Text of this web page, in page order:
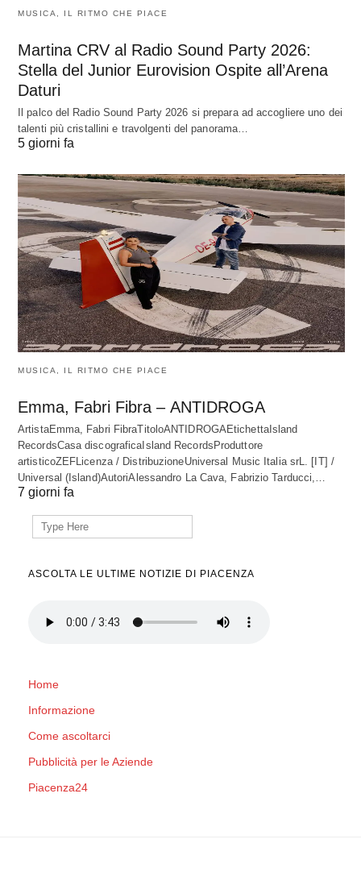
MUSICA, IL RITMO CHE PIACE
Martina CRV al Radio Sound Party 2026:
Stella del Junior Eurovision Ospite all’Arena
Daturi
Il palco del Radio Sound Party 2026 si prepara ad accogliere uno dei
talenti più cristallini e travolgenti del panorama…
5 giorni fa
MUSICA, IL RITMO CHE PIACE
Emma, Fabri Fibra – ANTIDROGA
ArtistaEmma, Fabri FibraTitoloANTIDROGAEtichettaIsland
RecordsCasa discograficaIsland RecordsProduttore
artisticoZEFLicenza / DistribuzioneUniversal Music Italia srL. [IT] /
Universal (Island)AutoriAlessandro La Cava, Fabrizio Tarducci,…
7 giorni fa
Search
for:
ASCOLTA LE ULTIME NOTIZIE DI PIACENZA
Home
Informazione
Come ascoltarci
Pubblicità per le Aziende
Piacenza24